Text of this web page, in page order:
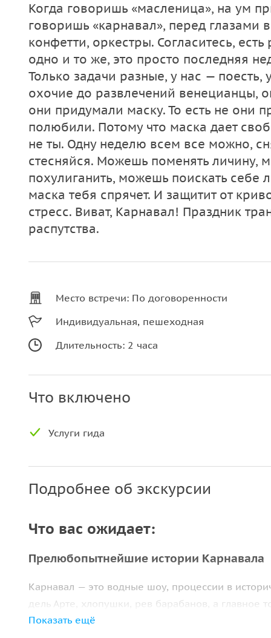
Когда говоришь «масленица», на ум
говоришь «карнавал», перед глазами
конфетти, оркестры. Согласитесь,
одно и то же, это просто последняя
Только задачи разные, у нас — поесть,
охочие до развлечений венецианцы,
они придумали маску. То есть не они
полюбили. Потому что маска дает
не ты. Одну неделю всем все можно,
стесняйся. Можешь поменять личину,
похулиганить, можешь поискать
маска тебя спрячет. И защитит от
стресс. Виват, Карнавал! Праздник
распутства.
Место встречи: По договоренности
Индивидуальная, пешеходная
Длительность: 2 часа
Что включено
Услуги гида
Подробнее об экскурсии
Что вас ожидает:
Прелюбопытнейшие истории Карнавала
Карнавал — это водные шоу, процессии в
дель Арте, хлопушки, рев барабанов, а главное
мощнейший энергетический заряд — даешь
Показать ещё